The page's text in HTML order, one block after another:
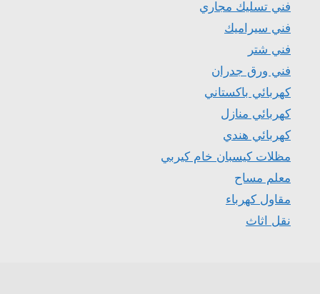
فني تسليك مجاري
فني سيراميك
فني شتر
فني ورق جدران
كهربائي باكستاني
كهربائي منازل
كهربائي هندي
مظلات كيسبان خام كيربي
معلم مساح
مقاول كهرباء
نقل اثاث